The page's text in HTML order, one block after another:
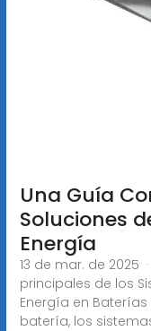
Una Guía
Soluciones
Energía
13 de mar. de 2025
principales de los
Energía en Baterías
batería, los